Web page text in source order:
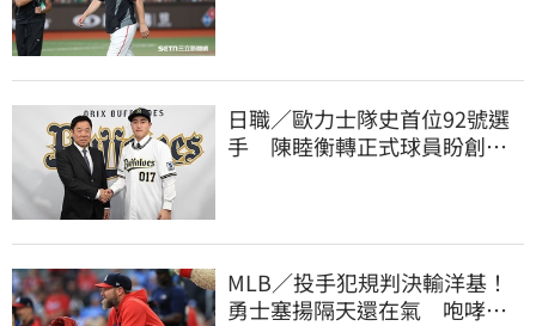
日職／歐力士隊史首位92號選
手 陳睦衡轉正式球員盼創造
MLB／投手犯規判決輸洋基！
勇士塞揚隔天還在氣 咆哮裁